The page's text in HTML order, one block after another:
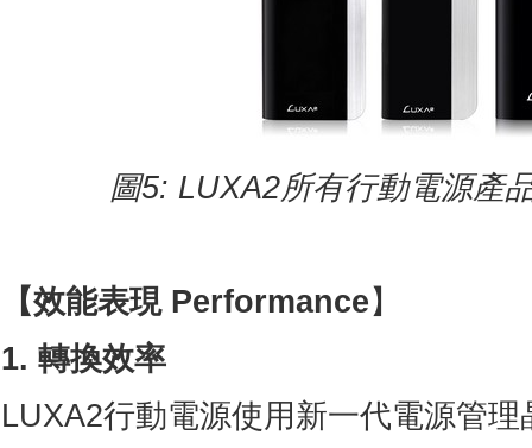
圖5: LUXA2所有行動電源產
【效能表現 Performance 】
1. 轉換效率
LUXA2行動電源使用新一代電源管